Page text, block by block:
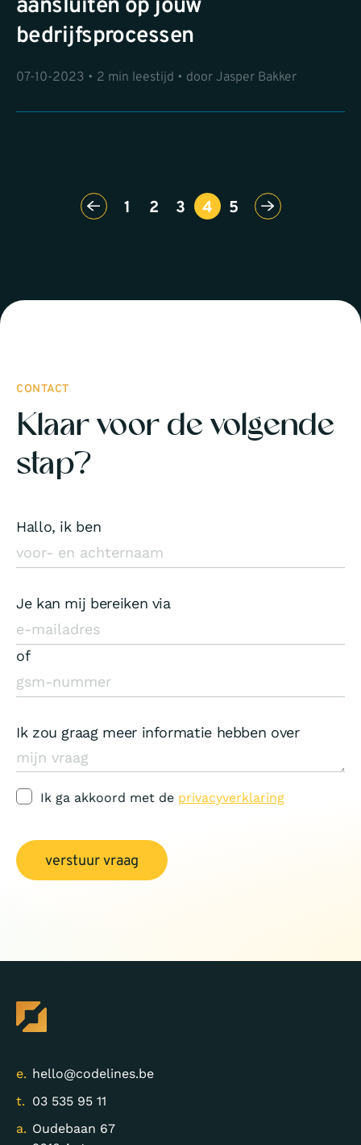
aansluiten op jouw
bedrijfsprocessen
07-10-2023 • 2 min leestijd • door Jasper Bakker
1 2 3 4 5
CONTACT
Klaar voor de volgende
stap?
Hallo, ik ben
Je kan mij bereiken via
of
Ik zou graag meer informatie hebben over
Ik ga akkoord met de privacyverklaring
verstuur vraag
e. hello@codelines.be
t. 03 535 95 11
a. Oudebaan 67